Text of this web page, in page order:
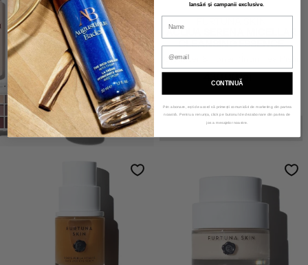
CĂTRE
PRODUSE
ACQUA SERENA MICELLAR
CLEANSING ESSENCE
Cleanser & Toner
430,00 lei
În curând
Cadou Inclus
ÎN CURÂND
lansări și campanii exclusive.
CONTINUĂ
Prin abonare, ești de acord să primești comunicări de marketing din partea
noastră. Pentru a renunța, click pe butonul de dezabonare din partea de
jos a mesajelor noastre.